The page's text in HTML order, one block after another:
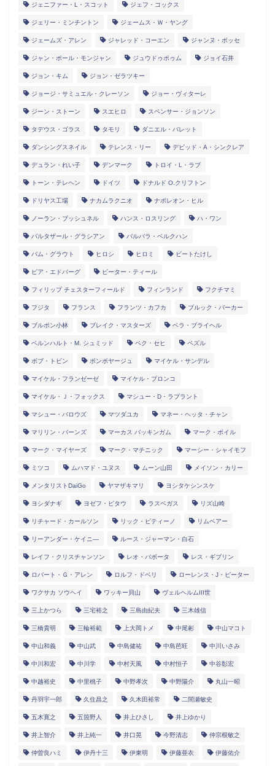
ジェニファー・L・スコット ジェフ・コックス
ジェリー・ミンチントン ジェームス・Ｗ・ヤング
ジェームズ・アレン ジャレッド・コーエン ジャンヌ・ボッセ
ジャン・ポール・モンジャン ジュウドゥポゥム ジョイ石井
ジョン・キム ジョン・ゼラツキー
ジョージ・サミュエル・クレーソン ジョー・ヴィターレ
ジーン・ストーン スエヒロ スペンサー・ジョンソン
タデウス・ゴラス タモリ ダニエル・バレット
ダンシングスネイル テレンス・リー デビッド・A・シンクレア
デュラン・れい子 デンマーク トロイ・L・ラブ
トーン・テレヘン ドイツ ドナルド O.クリフトン
ドリヤス工場 ナカムラクニオ ナポレオン・ヒル
ノーラン・ブッシュネル ハンス・ロスリング ハ・ワン
バルタザール・グラシアン バルバラ・ベルクハン
パム・グラウト ヒロシ ヒロミ ビートたけし
ピア・エドバーグ ピーター・ティール
フィリップ チェスターフィールド フィンランド フクチマミ
フジタ フランス フランツ・カフカ ブルック・バーカー
ブルボン小林 ブレイク・マスターズ ベラ・ブライヘル
ベルンハルト・M. シュミッド ペク・セヒ ペズル
ボブ・トビン ボンボヤージュ マイケル・サンデル
マイケル・フランゼーゼ マイケル・プロンコ
マイケル・Ｊ・フォックス マシュー・D・ラプラント
マシュー・バロウズ マツダユカ マネー・ヘッタ・チャン
マリリン・バーンズ マーカス バッキンガム マーク・ボイル
マーク・マイヤーズ マーク・マチニック マーシー・シャイモフ
ミツコ ムハマド・ユヌス ムーン山田 メイソン・カリー
メンタリストDaiGo ヤマザキマリ ヨシタケシンスケ
ヨシダナギ ヨゼフ・ピタウ ラスベガス リズ山崎
リチャード・カールソン リック・ピティーノ リムベアー
リーアンダー・ケイニ― ルース・ジャーマン・白石
レイフ・クリスチャンソン レオ・バボータ レス・ギブリン
ロバート・Ｇ・アレン ロルフ・ドベリ ローレンス・J・ピーター
ワクサカ ソウヘイ ワッキー貝山 ヴェルヘルムIII世
三上かつら 三宅裕之 三島由紀夫 三木雄信
三橋貴明 三輪裕範 上大岡トメ 中尾彬 中山マコト
中山和義 中山武 中島健祐 中島芭旺 中川いさみ
中川和宏 中川学 中村天風 中村恒子 中谷彰宏
中越裕史 中里桃子 中野孝次 中野陽介 丸山一昭
丹羽宇一郎 久住昌之 久木田裕常 二間瀬敏史
五木寛之 五箇野人 井上ひさし 井上ゆかり
井上智介 井上純一 井口晃 今野清志 仲宗根敏之
仲曽良ハミ 伊丹十三 伊東明 伊藤亜衣 伊藤佑介